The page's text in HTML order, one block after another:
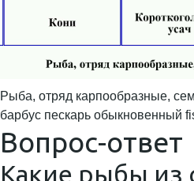
Рыба, отряд карпообразные,
барбус пескарь обыкновенный
Вопрос-ответ
Какие рыбы из